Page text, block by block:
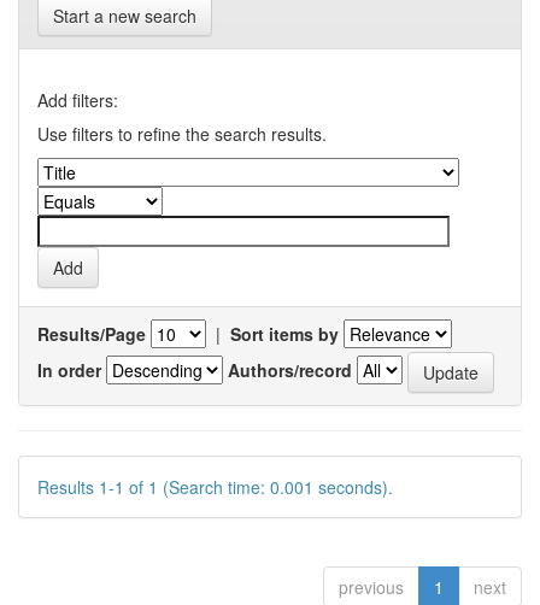
Start a new search
Add filters:
Use filters to refine the search results.
Results/Page | Sort items by
In order
Authors/record
Results 1-1 of 1 (Search time: 0.001 seconds).
previous 1 next